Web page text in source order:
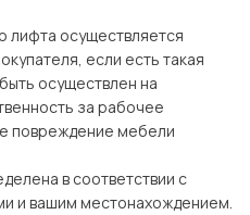
лифта осуществляется
если есть такая
осуществлен на
за рабочее
повреждение мебели
в соответствии с
и вашим местонахождением.